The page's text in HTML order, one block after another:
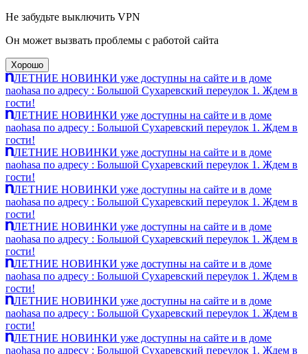
Не забудьте выключить VPN
Он может вызвать проблемы с работой сайта
Хорошо
ЛЕТНИЕ НОВИНКИ уже доступны на сайте и в доме
naohasa по адресу : Большой Сухаревский переулок 1. Ждем в
гости!
ЛЕТНИЕ НОВИНКИ уже доступны на сайте и в доме
naohasa по адресу : Большой Сухаревский переулок 1. Ждем в
гости!
ЛЕТНИЕ НОВИНКИ уже доступны на сайте и в доме
naohasa по адресу : Большой Сухаревский переулок 1. Ждем в
гости!
ЛЕТНИЕ НОВИНКИ уже доступны на сайте и в доме
naohasa по адресу : Большой Сухаревский переулок 1. Ждем в
гости!
ЛЕТНИЕ НОВИНКИ уже доступны на сайте и в доме
naohasa по адресу : Большой Сухаревский переулок 1. Ждем в
гости!
ЛЕТНИЕ НОВИНКИ уже доступны на сайте и в доме
naohasa по адресу : Большой Сухаревский переулок 1. Ждем в
гости!
ЛЕТНИЕ НОВИНКИ уже доступны на сайте и в доме
naohasa по адресу : Большой Сухаревский переулок 1. Ждем в
гости!
ЛЕТНИЕ НОВИНКИ уже доступны на сайте и в доме
naohasa по адресу : Большой Сухаревский переулок 1. Ждем в